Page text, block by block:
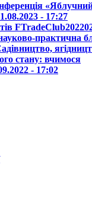
«Яблучний
- 17:27
FTradeClub2022
практична
стану: вчимося
- 17:02